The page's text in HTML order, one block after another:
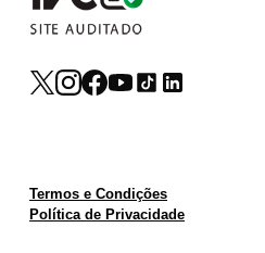
Termos e Condições
Política de Privacidade